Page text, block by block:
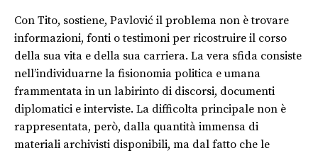
Con Tito, sostiene, Pavlović il problema non è trovare
informazioni, fonti o testimoni per ricostruire il corso
della sua vita e della sua carriera. La vera sfida consiste
nell’individuarne la fisionomia politica e umana
frammentata in un labirinto di discorsi, documenti
diplomatici e interviste. La difficolta principale non è
rappresentata, però, dalla quantità immensa di
materiali archivisti disponibili, ma dal fatto che le